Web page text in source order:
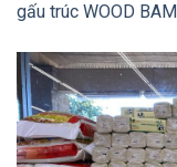
gấu trúc WOOD